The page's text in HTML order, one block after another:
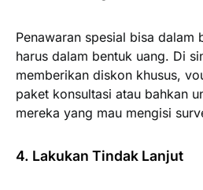
Penawaran spesial bisa dalam
harus dalam bentuk uang. Di
memberikan diskon khusus,
paket konsultasi atau bahkan
mereka yang mau mengisi
4. Lakukan Tindak Lanjut